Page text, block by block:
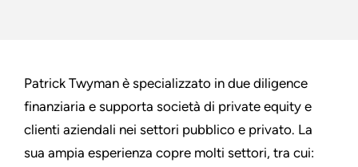
Patrick Twyman è specializzato in due diligence
finanziaria e supporta società di private equity e
clienti aziendali nei settori pubblico e privato. La
sua ampia esperienza copre molti settori, tra cui: